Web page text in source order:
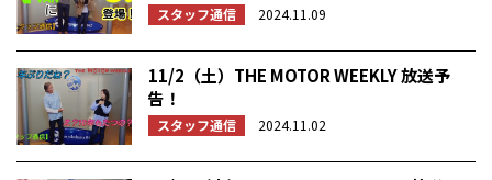
スタッフ通信 2024.11.09
11/2（土）THE MOTOR WEEKLY 放送予
告！
スタッフ通信 2024.11.02